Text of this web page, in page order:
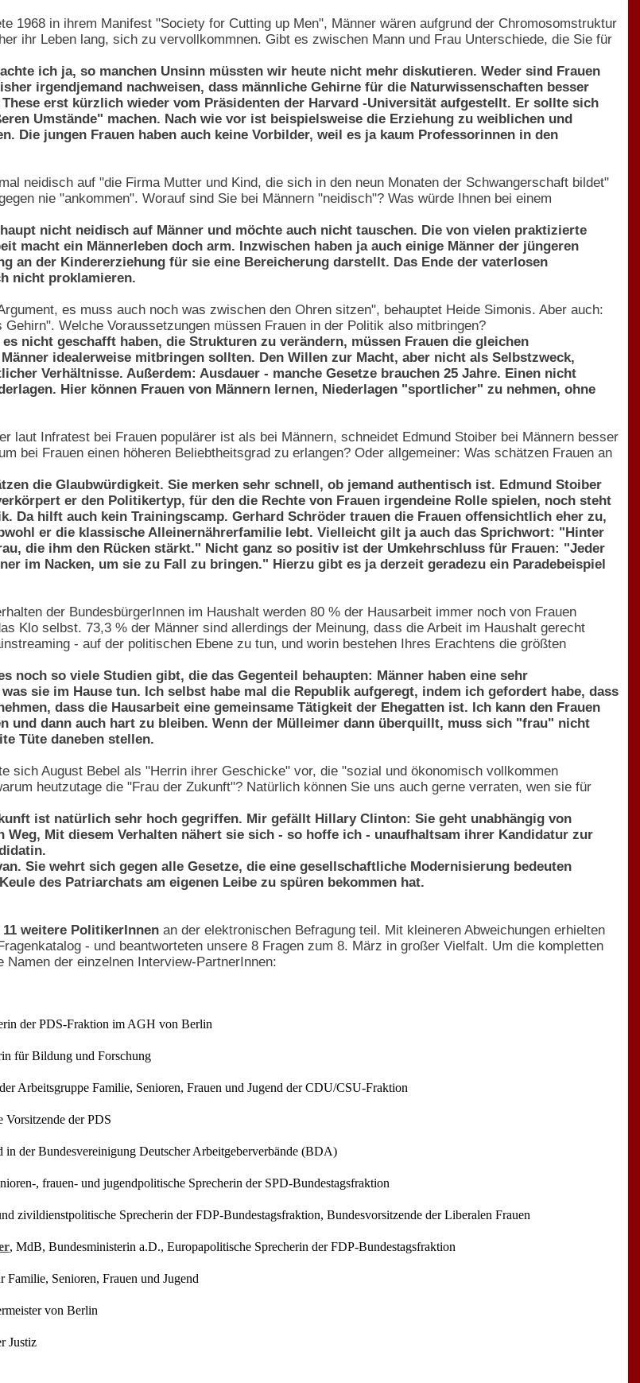
1968 in ihrem Manifest "Society for Cutting up Men", Männer wären aufgrund der Chromosomstruktur
ihr Leben lang, sich zu vervollkommnen. Gibt es zwischen Mann und Frau Unterschiede, die Sie für
ich ja, so manchen Unsinn müssten wir heute nicht mehr diskutieren. Weder sind Frauen
irgendjemand nachweisen, dass männliche Gehirne für die Naturwissenschaften besser
erst kürzlich wieder vom Präsidenten der Harvard -Universität aufgestellt. Er sollte sich
Umstände" machen. Nach wie vor ist beispielsweise die Erziehung zu weiblichen und
Die jungen Frauen haben auch keine Vorbilder, weil es ja kaum Professorinnen in den
neidisch auf "die Firma Mutter und Kind, die sich in den neun Monaten der Schwangerschaft bildet"
nie "ankommen". Worauf sind Sie bei Männern "neidisch"? Was würde Ihnen bei einem
nicht neidisch auf Männer und möchte auch nicht tauschen. Die von vielen praktizierte
macht ein Männerleben doch arm. Inzwischen haben ja auch einige Männer der jüngeren
an der Kindererziehung für sie eine Bereicherung darstellt. Das Ende der vaterlosen
nicht proklamieren.
es muss auch noch was zwischen den Ohren sitzen", behauptet Heide Simonis. Aber auch:
Welche Voraussetzungen müssen Frauen in der Politik also mitbringen?
nicht geschafft haben, die Strukturen zu verändern, müssen Frauen die gleichen
idealerweise mitbringen sollten. Den Willen zur Macht, aber nicht als Selbstzweck,
Verhältnisse. Außerdem: Ausdauer - manche Gesetze brauchen 25 Jahre. Einen nicht
Hier können Frauen von Männern lernen, Niederlagen "sportlicher" zu nehmen, ohne
laut Infratest bei Frauen populärer ist als bei Männern, schneidet Edmund Stoiber bei Männern besser
bei Frauen einen höheren Beliebtheitsgrad zu erlangen? Oder allgemeiner: Was schätzen Frauen an
die Glaubwürdigkeit. Sie merken sehr schnell, ob jemand authentisch ist. Edmund Stoiber
er den Politikertyp, für den die Rechte von Frauen irgendeine Rolle spielen, noch steht
Da hilft auch kein Trainingscamp. Gerhard Schröder trauen die Frauen offensichtlich eher zu,
er die klassische Alleinernährerfamilie lebt. Vielleicht gilt ja auch das Sprichwort: "Hinter
die ihm den Rücken stärkt." Nicht ganz so positiv ist der Umkehrschluss für Frauen: "Jeder
im Nacken, um sie zu Fall zu bringen." Hierzu gibt es ja derzeit geradezu ein Paradebeispiel
der BundesbürgerInnen im Haushalt werden 80 % der Hausarbeit immer noch von Frauen
Klo selbst. 73,3 % der Männer sind allerdings der Meinung, dass die Arbeit im Haushalt gerecht
- auf der politischen Ebene zu tun, und worin bestehen Ihres Erachtens die größten
noch so viele Studien gibt, die das Gegenteil behaupten: Männer haben eine sehr
sie im Hause tun. Ich selbst habe mal die Republik aufgeregt, indem ich gefordert habe, dass
dass die Hausarbeit eine gemeinsame Tätigkeit der Ehegatten ist. Ich kann den Frauen
und dann auch hart zu bleiben. Wenn der Mülleimer dann überquillt, muss sich "frau" nicht
Tüte daneben stellen.
sich August Bebel als "Herrin ihrer Geschicke" vor, die "sozial und ökonomisch vollkommen
heutzutage die "Frau der Zukunft"? Natürlich können Sie uns auch gerne verraten, wen sie für
ist natürlich sehr hoch gegriffen. Mir gefällt Hillary Clinton: Sie geht unabhängig von
Weg, Mit diesem Verhalten nähert sie sich - so hoffe ich - unaufhaltsam ihrer Kandidatur zur
Sie wehrt sich gegen alle Gesetze, die eine gesellschaftliche Modernisierung bedeuten
des Patriarchats am eigenen Leibe zu spüren bekommen hat.
11 weitere PolitikerInnen an der elektronischen Befragung teil. Mit kleineren Abweichungen erhielten
- und beantworteten unsere 8 Fragen zum 8. März in großer Vielfalt. Um die kompletten
der einzelnen Interview-PartnerInnen:
der PDS-Fraktion im AGH von Berlin
für Bildung und Forschung
Arbeitsgruppe Familie, Senioren, Frauen und Jugend der CDU/CSU-Fraktion
Vorsitzende der PDS
in der Bundesvereinigung Deutscher Arbeitgeberverbände (BDA)
, frauen- und jugendpolitische Sprecherin der SPD-Bundestagsfraktion
zivildienstpolitische Sprecherin der FDP-Bundestagsfraktion, Bundesvorsitzende der Liberalen Frauen
, MdB, Bundesministerin a.D., Europapolitische Sprecherin der FDP-Bundestagsfraktion
Familie, Senioren, Frauen und Jugend
von Berlin
Justiz